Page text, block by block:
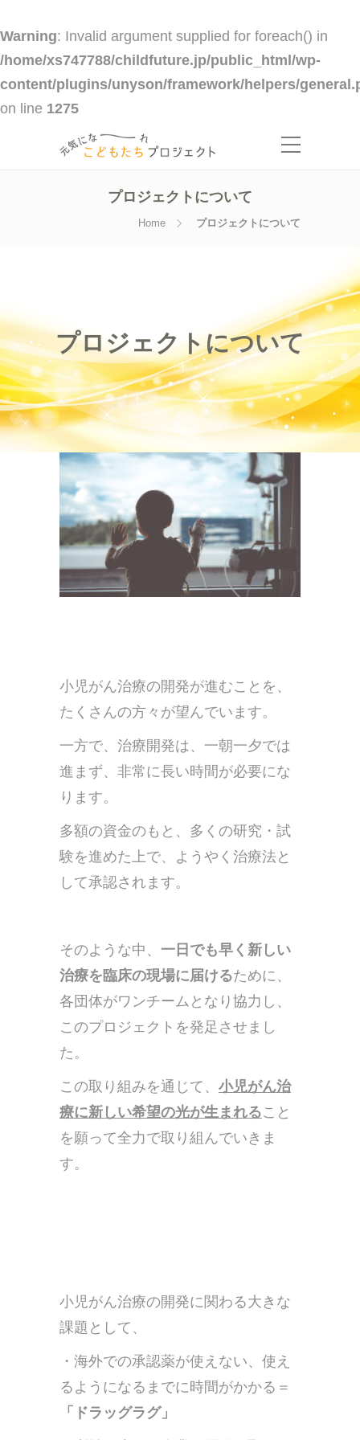
Warning: Invalid argument supplied for foreach() in
/home/xs747788/childfuture.jp/public_html/wp-
content/plugins/unyson/framework/helpers/
on line 1275
プロジェクトについて
Home プロジェクトについて
プロジェクトについて
小児がん治療の開発が進むことを、
たくさんの方々が望んでいます。
一方で、治療開発は、一朝一夕では
進まず、非常に長い時間が必要にな
ります。
多額の資金のもと、多くの研究・試
験を進めた上で、ようやく治療法と
して承認されます。
そのような中、 一日でも早く新しい
治療を臨床の現場に届けるために、
各団体がワンチームとなり協力し、
このプロジェクトを発足させまし
た。
この取り組みを通じて、 小児がん治
療に新しい希望の光が生まれること
を願って全力で取り組んでいきま
す。
小児がん治療の開発に関わる大きな
課題として、
・海外での承認薬が使えない、使え
るようになるまでに時間がかかる＝
「ドラッグラグ」